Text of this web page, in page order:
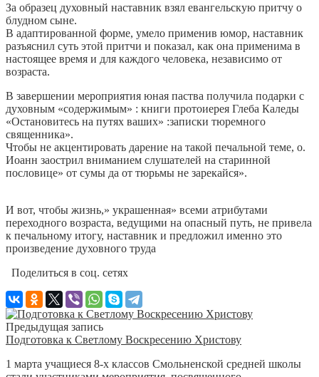
За образец духовный наставник взял евангельскую притчу о
блудном сыне.
В адаптированной форме, умело применив юмор, наставник
разъяснил суть этой притчи и показал, как она применима в
настоящее время и для каждого человека, независимо от
возраста.
В завершении мероприятия юная паства получила подарки с
духовным «содержимым» : книги протоиерея Глеба Каледы
«Остановитесь на путях ваших» :записки тюремного
священника».
Чтобы не акцентировать дарение на такой печальной теме, о.
Иоанн заострил вниманием слушателей на старинной
пословице» от сумы да от тюрьмы не зарекайся».
И вот, чтобы жизнь,» украшенная» всеми атрибутами
переходного возраста, ведущими на опасный путь, не привела
к печальному итогу, наставник и предложил именно это
произведение духовного труда
Поделиться в соц. сетях
Предыдущая запись
Подготовка к Светлому Воскресению Христову
1 марта учащиеся 8-х классов Смольненской средней школы